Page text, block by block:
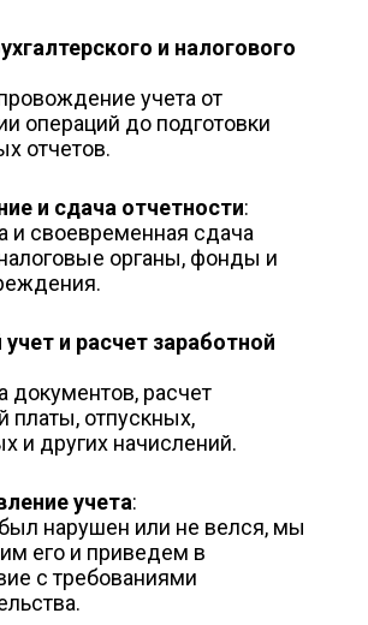
и налогового
учета от
операций до подготовки
отчетов.
и сдача отчетности:
и своевременная сдача
органы, фонды и
и расчет заработной
документов, расчет
платы, отпускных,
и других начислений.
учета:
нарушен или не велся, мы
его и приведем в
с требованиями